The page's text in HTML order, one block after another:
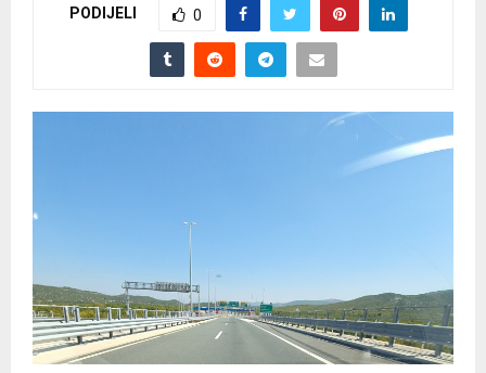
PODIJELI 0